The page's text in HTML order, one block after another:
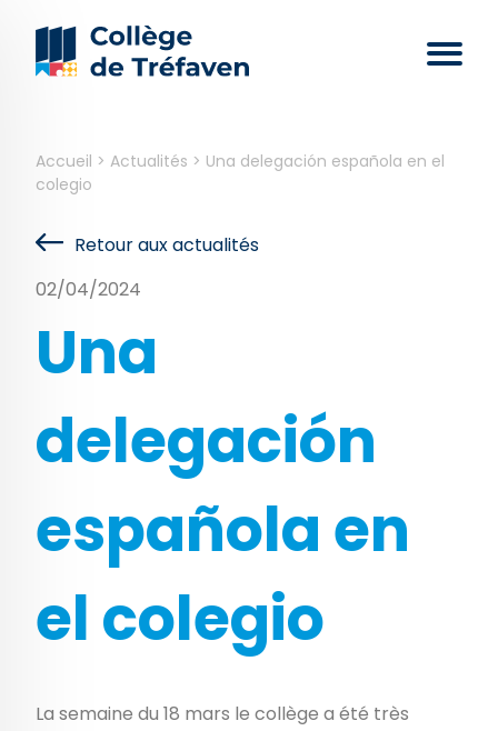
Accueil > Actualités > Una delegación española en el
colegio
Retour aux actualités
02/04/2024
Una
delegación
española en
el colegio
La semaine du 18 mars le collège a été très